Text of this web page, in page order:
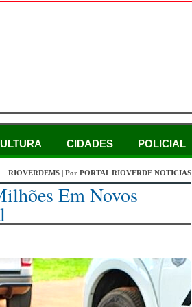
CIDADES POLICIAL
RIOVERDEMS | Por PORTAL RIOVERDE NOTICIAS
Em Novos